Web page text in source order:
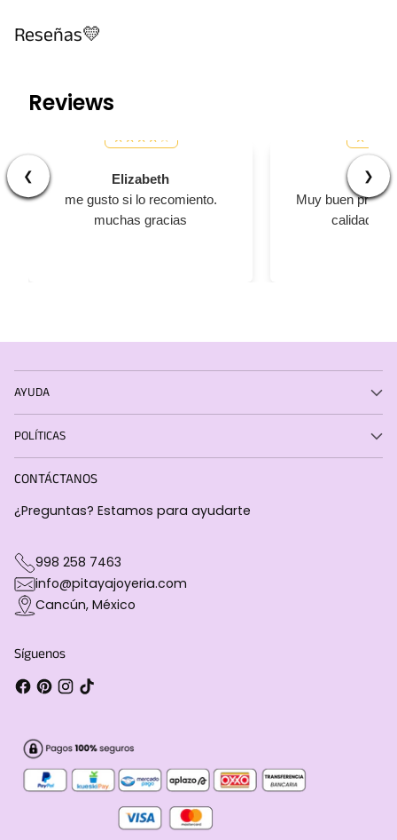
Reseñas💛
Reviews
❮ ❯
Elizabeth
me gusto si lo recomiento.
muchas gracias
Muy buen
calidad y
AYUDA
POLÍTICAS
CONTÁCTANOS
¿Preguntas? Estamos para ayudarte
998 258 7463
info@pitayajoyeria.com
Cancún, México
Síguenos